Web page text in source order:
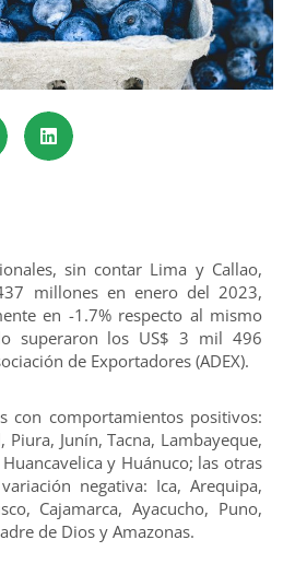
sin contar Lima y Callao,
millones en enero del 2023,
en -1.7% respecto al mismo
superaron los US$ 3 mil 496
de Exportadores (ADEX).
con comportamientos positivos:
Piura, Junín, Tacna, Lambayeque,
y Huánuco; las otras
negativa: Ica, Arequipa,
Cajamarca, Ayacucho, Puno,
de Dios y Amazonas.